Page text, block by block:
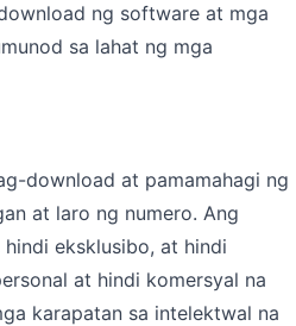
ng software at mga
sa lahat ng mga
download at pamamahagi ng
at laro ng numero. Ang
eksklusibo, at hindi
at hindi komersyal na
karapatan sa intelektwal na